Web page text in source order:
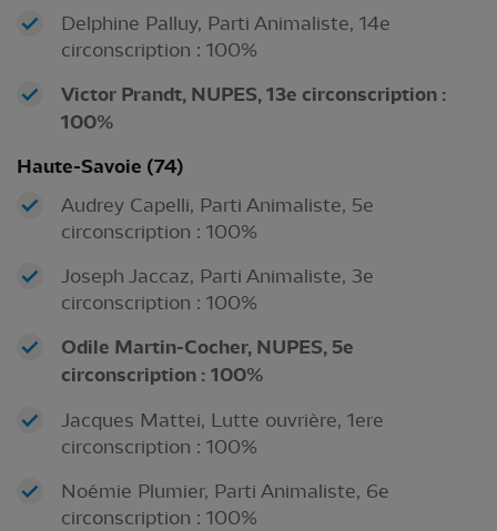
Delphine Palluy, Parti Animaliste, 14e
circonscription : 100%
Victor Prandt, NUPES, 13e circonscription :
100%
Haute-Savoie (74)
Audrey Capelli, Parti Animaliste, 5e
circonscription : 100%
Joseph Jaccaz, Parti Animaliste, 3e
circonscription : 100%
Odile Martin-Cocher, NUPES, 5e
circonscription : 100%
Jacques Mattei, Lutte ouvrière, 1ere
circonscription : 100%
Noémie Plumier, Parti Animaliste, 6e
circonscription : 100%